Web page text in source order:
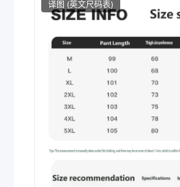
译图 (英文尺码表)